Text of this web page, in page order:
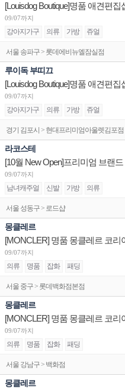
09/07까지
강아지가구 의류 가방 쥬얼
서울 송파구 > 롯데에비뉴엘잠실점
루이독 부띠끄
09/07까지
강아지가구 의류 가방 쥬얼
경기 김포시 > 현대프리미엄아울렛김포점
라코스테
09/07까지
남녀캐주얼 신발 가방 의류
서울 성동구 > 로드샵
몽클레르
09/07까지
의류 명품 잡화 패딩
서울 중구 > 롯데백화점본점
몽클레르
09/07까지
의류 명품 잡화 패딩
서울 강남구 > 백화점
몽클레르